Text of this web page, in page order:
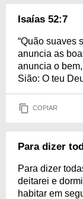
Isaías 52:7
“Quão suaves
anuncia as
anuncia o
Sião: O teu
COPIAR
Para dizer
Para dizer
deitarei e
habitar em